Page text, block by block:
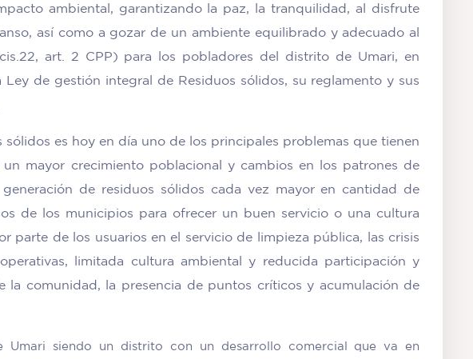
ambiental, garantizando la paz, la tranquilidad, al disfrute
así como a gozar de un ambiente equilibrado y adecuado al
art. 2 CPP) para los pobladores del distrito de Umari, en
de gestión integral de Residuos sólidos, su reglamento y sus
sólidos es hoy en día uno de los principales problemas que tienen
mayor crecimiento poblacional y cambios en los patrones de
de residuos sólidos cada vez mayor en cantidad de
de los municipios para ofrecer un buen servicio o una cultura
parte de los usuarios en el servicio de limpieza pública, las crisis
limitada cultura ambiental y reducida participación y
la comunidad, la presencia de puntos críticos y acumulación de
siendo un distrito con un desarrollo comercial que va en